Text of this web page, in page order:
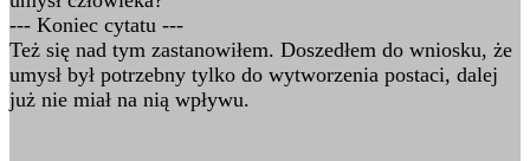
--- Koniec cytatu ---
Też się nad tym zastanowiłem. Doszedłem do wniosku, że
umysł był potrzebny tylko do wytworzenia postaci, dalej
już nie miał na nią wpływu.